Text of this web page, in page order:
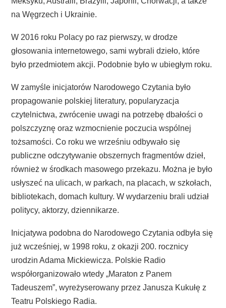
na Węgrzech i Ukrainie.
W 2016 roku Polacy po raz pierwszy, w drodze
głosowania internetowego, sami wybrali dzieło, które
było przedmiotem akcji. Podobnie było w ubiegłym roku.
W zamyśle inicjatorów Narodowego Czytania było
propagowanie polskiej literatury, popularyzacja
czytelnictwa, zwrócenie uwagi na potrzebę dbałości o
polszczyznę oraz wzmocnienie poczucia wspólnej
tożsamości. Co roku we wrześniu odbywało się
publiczne odczytywanie obszernych fragmentów dzieł,
również w środkach masowego przekazu. Można je było
usłyszeć na ulicach, w parkach, na placach, w szkołach,
bibliotekach, domach kultury. W wydarzeniu brali udział
politycy, aktorzy, dziennikarze.
Inicjatywa podobna do Narodowego Czytania odbyła się
już wcześniej, w 1998 roku, z okazji 200. rocznicy
urodzin Adama Mickiewicza. Polskie Radio
współorganizowało wtedy „Maraton z Panem
Tadeuszem”, wyreżyserowany przez Janusza Kukułę z
Teatru Polskiego Radia.